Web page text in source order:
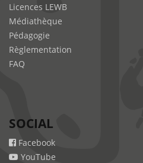
Licences LEWB
Médiathèque
Pédagogie
Règlementation
FAQ
SOCIAL
Facebook
YouTube